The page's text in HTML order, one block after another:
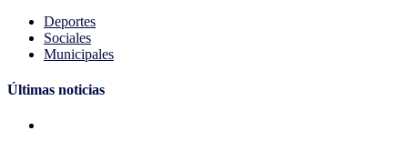
Deportes
Sociales
Municipales
Últimas noticias